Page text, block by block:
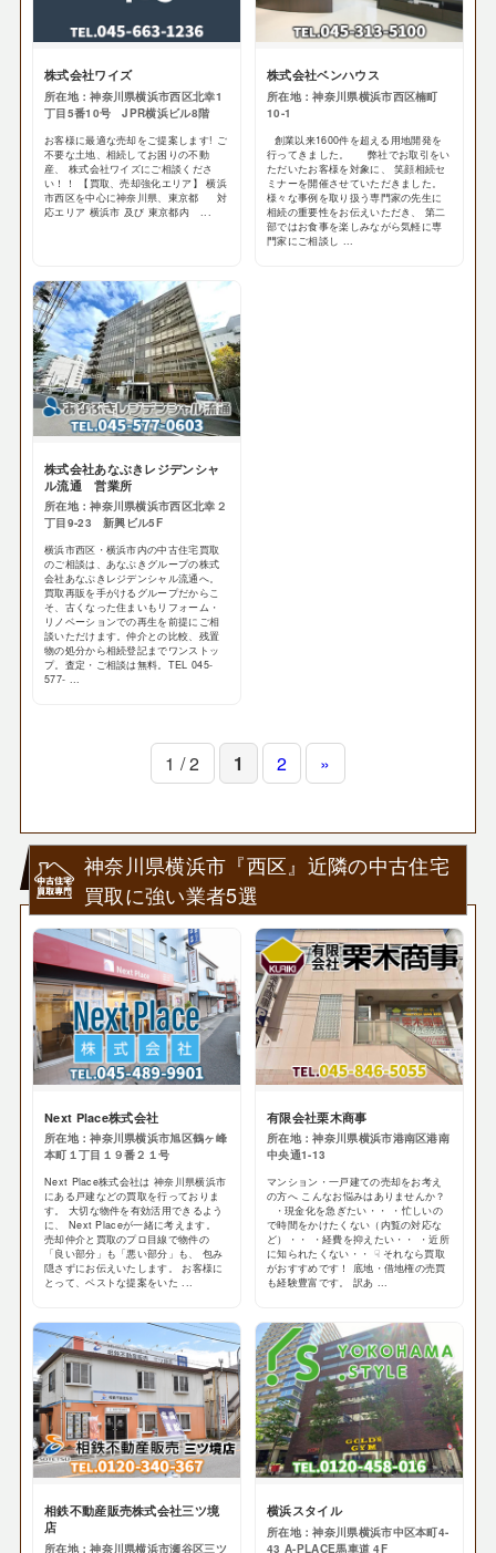
株式会社ワイズ
所在地：神奈川県横浜市西区北幸1
丁目5番10号 JPR横浜ビル8階
お客様に最適な売却をご提案します! ご
不要な土地、相続してお困りの不動
産、 株式会社ワイズにご相談くださ
い！！ 【買取、売却強化エリア】 横浜
市西区を中心に神奈川県、東京都 対
応エリア 横浜市 及び 東京都内 ...
株式会社ベンハウス
所在地：神奈川県横浜市西区楠町
10-1
創業以来1600件を超える用地開発を
行ってきました。 弊社でお取引をい
ただいたお客様を対象に、 笑顔相続セ
ミナーを開催させていただきました。
様々な事例を取り扱う専門家の先生に
相続の重要性をお伝えいただき、 第二
部ではお食事を楽しみながら気軽に専
門家にご相談し ...
株式会社あなぶきレジデンシャ
ル流通 営業所
所在地：神奈川県横浜市西区北幸２
丁目9-23 新興ビル5F
横浜市西区・横浜市内の中古住宅買取
のご相談は、あなぶきグループの株式
会社あなぶきレジデンシャル流通へ。
買取再販を手がけるグループだからこ
そ、古くなった住まいもリフォーム・
リノベーションでの再生を前提にご相
談いただけます。仲介との比較、残置
物の処分から相続登記までワンストッ
プ。査定・ご相談は無料。TEL 045-
577- ...
1 / 2 1 2 »
神奈川県横浜市『西区』近隣の中古住宅
買取に強い業者5選
Next Place株式会社
所在地：神奈川県横浜市旭区鶴ヶ峰
本町１丁目１９番２１号
Next Place株式会社は 神奈川県横浜市
にある戸建などの買取を行っておりま
す。 大切な物件を有効活用できるよう
に、 Next Placeが一緒に考えます。
売却仲介と買取のプロ目線で物件の
「良い部分」も「悪い部分」も、 包み
隠さずにお伝えいたします。 お客様に
とって、ベストな提案をいた ...
有限会社栗木商事
所在地：神奈川県横浜市港南区港南
中央通1-13
マンション・一戸建ての売却をお考え
の方へ こんなお悩みはありませんか？
・現金化を急ぎたい・・ ・忙しいの
で時間をかけたくない（内覧の対応な
ど）・・ ・経費を抑えたい・・ ・近所
に知られたくない・・ ☟ それなら買取
がおすすめです！ 底地・借地権の売買
も経験豊富です。 訳あ ...
相鉄不動産販売株式会社三ツ境
店
所在地：神奈川県横浜市瀬谷区三ツ
横浜スタイル
所在地：神奈川県横浜市中区本町4-
43 A-PLACE馬車道 4F